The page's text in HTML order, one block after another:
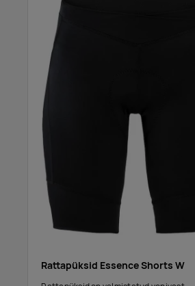
Rattapüksid Essence Shorts W